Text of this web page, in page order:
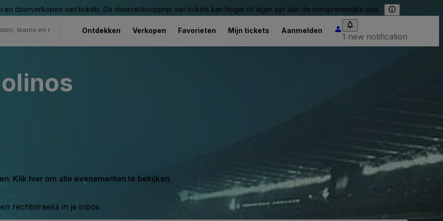
doorverkopen van tickets. De doorverkoopprijs van tickets kan hoger of lager zijn dan de oorspronkelijke prijs.
Ontdekken Verkopen Favorieten Mijn tickets Aanmelden
1 new notification
Klik hier om alle evenementen te bekijken.
rechtstreeks in je inbox